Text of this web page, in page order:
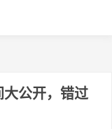
公开，错过